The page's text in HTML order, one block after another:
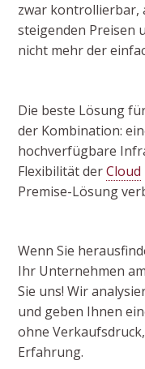
zwar kontrollierbar,
steigenden Preisen
nicht mehr der
Die beste Lösung
der Kombination:
hochverfügbare
Flexibilität derCloud
Premise-Lösung
Wenn Sie
Ihr Unternehmen
Sie uns! Wir
und geben Ihnen
ohne
Erfahrung.